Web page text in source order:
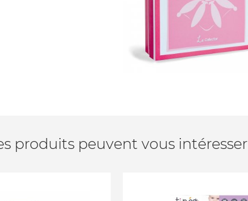
produits peuvent vous intéresser